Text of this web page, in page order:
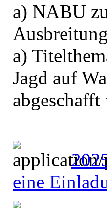
a) NABU
a)
Jagd auf
abgeschafft
eine